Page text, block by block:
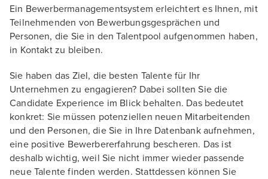
Ein Bewerbermanagementsystem erleichtert es Ihnen, mit
Teilnehmenden von Bewerbungsgesprächen und
Personen, die Sie in den Talentpool aufgenommen haben,
in Kontakt zu bleiben.
Sie haben das Ziel, die besten Talente für Ihr
Unternehmen zu engagieren? Dabei sollten Sie die
Candidate Experience im Blick behalten. Das bedeutet
konkret: Sie müssen potenziellen neuen Mitarbeitenden
und den Personen, die Sie in Ihre Datenbank aufnehmen,
eine positive Bewerbererfahrung bescheren. Das ist
deshalb wichtig, weil Sie nicht immer wieder passende
neue Talente finden werden. Stattdessen können Sie